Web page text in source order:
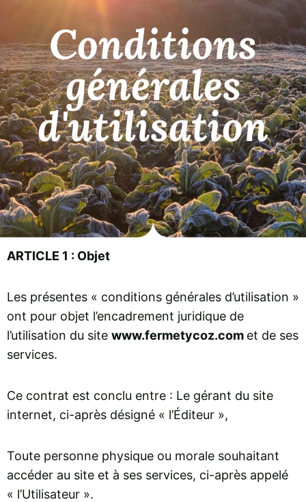
Conditions
générales
d'utilisation
ARTICLE 1 : Objet
Les présentes « conditions générales d’utilisation »
ont pour objet l’encadrement juridique de
l’utilisation du site www.fermetycoz.com et de ses
services.
Ce contrat est conclu entre : Le gérant du site
internet, ci-après désigné « l’Éditeur »,
Toute personne physique ou morale souhaitant
accéder au site et à ses services, ci-après appelé
« l’Utilisateur ».